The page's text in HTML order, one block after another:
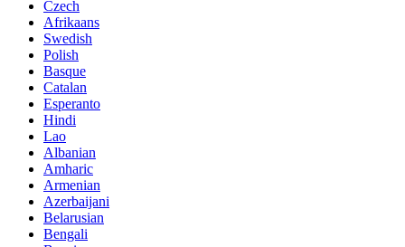
Czech
Afrikaans
Swedish
Polish
Basque
Catalan
Esperanto
Hindi
Lao
Albanian
Amharic
Armenian
Azerbaijani
Belarusian
Bengali